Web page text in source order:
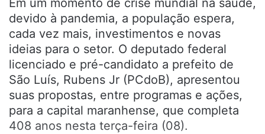
Em um momento de crise mundial na saúde,
devido à pandemia, a população espera,
cada vez mais, investimentos e novas
ideias para o setor. O deputado federal
licenciado e pré-candidato a prefeito de
São Luís, Rubens Jr (PCdoB), apresentou
suas propostas, entre programas e ações,
para a capital maranhense, que completa
408 anos nesta terça-feira (08).